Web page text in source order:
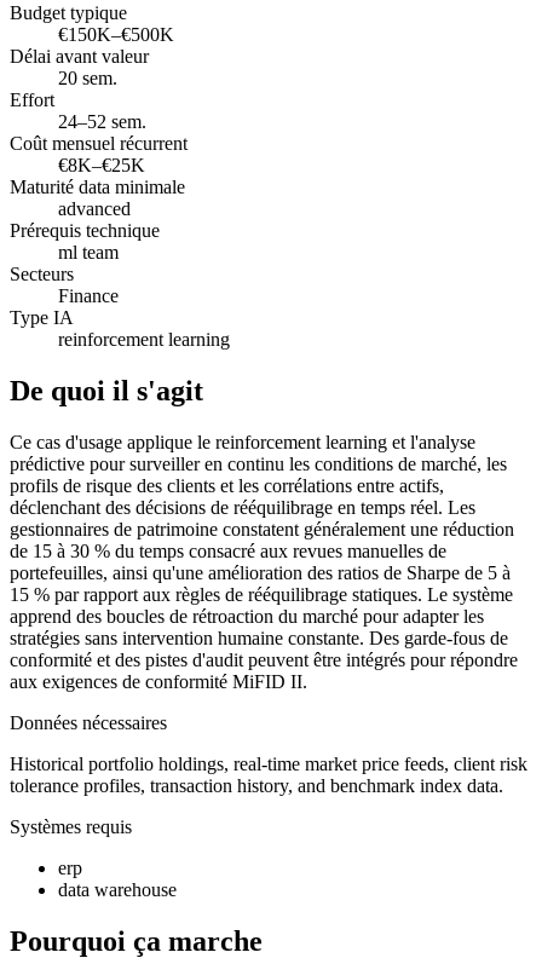
Budget typique
€150K–€500K
Délai avant valeur
20 sem.
Effort
24–52 sem.
Coût mensuel récurrent
€8K–€25K
Maturité data minimale
advanced
Prérequis technique
ml team
Secteurs
Finance
Type IA
reinforcement learning
De quoi il s'agit
Ce cas d'usage applique le reinforcement learning et l'analyse
prédictive pour surveiller en continu les conditions de marché, les
profils de risque des clients et les corrélations entre actifs,
déclenchant des décisions de rééquilibrage en temps réel. Les
gestionnaires de patrimoine constatent généralement une réduction
de 15 à 30 % du temps consacré aux revues manuelles de
portefeuilles, ainsi qu'une amélioration des ratios de Sharpe de 5 à
15 % par rapport aux règles de rééquilibrage statiques. Le système
apprend des boucles de rétroaction du marché pour adapter les
stratégies sans intervention humaine constante. Des garde-fous de
conformité et des pistes d'audit peuvent être intégrés pour répondre
aux exigences de conformité MiFID II.
Données nécessaires
Historical portfolio holdings, real-time market price feeds, client risk
tolerance profiles, transaction history, and benchmark index data.
Systèmes requis
erp
data warehouse
Pourquoi ça marche